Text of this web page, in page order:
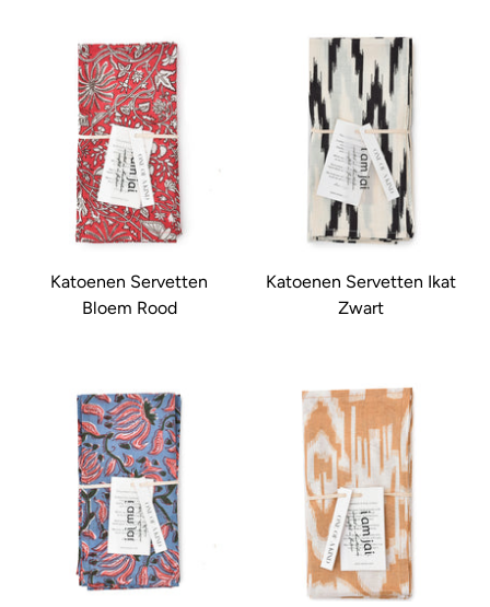
Katoenen Servetten
Bloem Rood
Katoenen Servetten Ikat
Zwart